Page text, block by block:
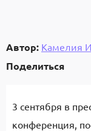
Автор: Камелия
Поделиться
3 сентября в
конференция,